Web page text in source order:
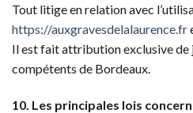
Tout litige en relation avec
https://auxgravesdelalaurence.fr
Il est fait attribution exclusive
compétents de Bordeaux.
10. Les principales lois